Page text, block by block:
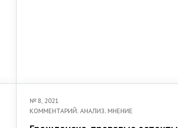
№ 8, 2021
КОММЕНТАРИЙ. АНАЛИЗ. МНЕНИЕ